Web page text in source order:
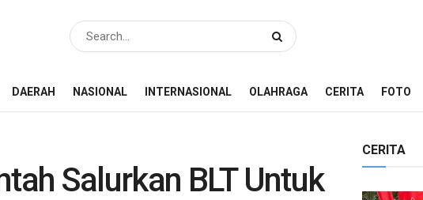
DAERAH NASIONAL INTERNASIONAL OLAHRAGA CERITA FOTO
Salurkan BLT Untuk
CERITA